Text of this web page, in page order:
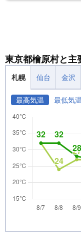
東京都檜原村と主
札幌 仙台 金沢
最高気温 最低気温